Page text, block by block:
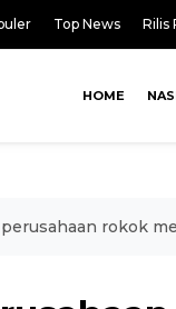
Top News Rilis
HOME
rokok